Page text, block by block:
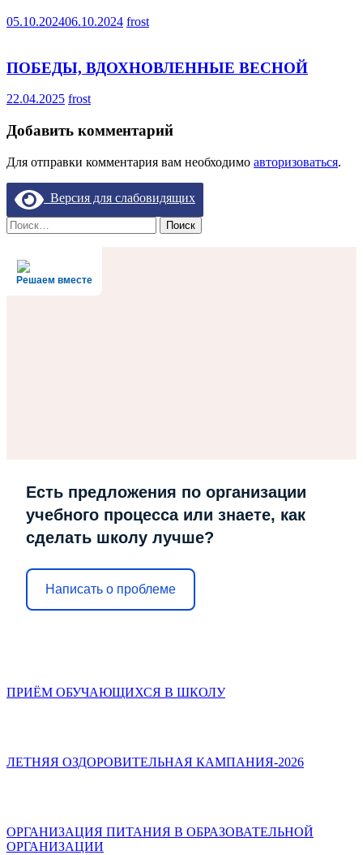
05.10.202406.10.2024 frost
ПОБЕДЫ, ВДОХНОВЛЕННЫЕ ВЕСНОЙ
22.04.2025 frost
Добавить комментарий
Для отправки комментария вам необходимо авторизоваться.
Версия для слабовидящих
Найти:
Решаем вместе
Есть предложения по организации
учебного процесса или знаете, как
сделать школу лучше?
Написать о проблеме
ПРИЁМ ОБУЧАЮЩИХСЯ В ШКОЛУ
ЛЕТНЯЯ ОЗДОРОВИТЕЛЬНАЯ КАМПАНИЯ-2026
ОРГАНИЗАЦИЯ ПИТАНИЯ В ОБРАЗОВАТЕЛЬНОЙ
ОРГАНИЗАЦИИ